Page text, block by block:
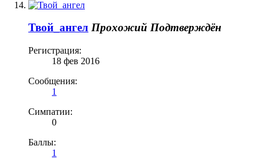
Твой_ангел Прохожий Подтверждён
Регистрация:
18 фев 2016
Сообщения:
1
Симпатии:
0
Баллы:
1